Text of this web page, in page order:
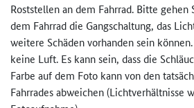
Roststellen an dem Fahrrad. Bitte gehen
dem Fahrrad die Gangschaltung, das
weitere Schäden vorhanden sein
keine Luft. Es kann sein, dass die
Farbe auf dem Foto kann von den
Fahrrades abweichen (Lichtverhältnisse